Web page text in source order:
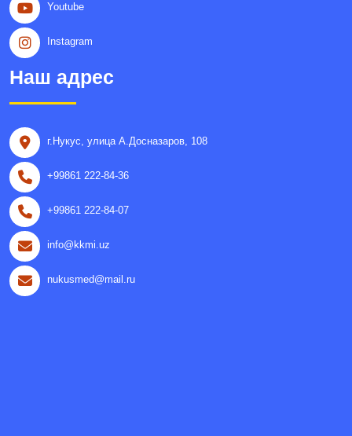
Youtube
Instagram
Наш адрес
г.Нукус, улица A.Досназаров, 108
+99861 222-84-36
+99861 222-84-07
info@kkmi.uz
nukusmed@mail.ru